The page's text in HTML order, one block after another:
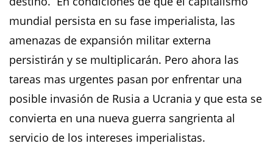
mundial persista en su fase imperialista, las
amenazas de expansión militar externa
persistirán y se multiplicarán. Pero ahora las
tareas mas urgentes pasan por enfrentar una
posible invasión de Rusia a Ucrania y que esta se
convierta en una nueva guerra sangrienta al
servicio de los intereses imperialistas.